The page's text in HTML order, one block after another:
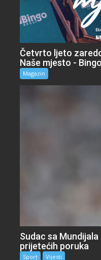
Četvrto ljeto
Naše mjesto -
Magazin
Sudac sa
prijetećih poruka
Sport Vijesti